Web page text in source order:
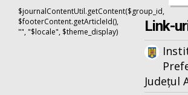
$journalContentUtil.getContent($group_id,
$footerContent.getArticleId(),
"", "$locale", $theme_display)
Link-
Județul